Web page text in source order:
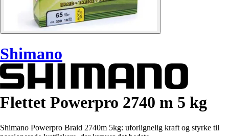
Shimano
Flettet Powerpro 2740 m 5 kg
Shimano Powerpro Braid 2740m 5kg: uforlignelig kraft og styrke til